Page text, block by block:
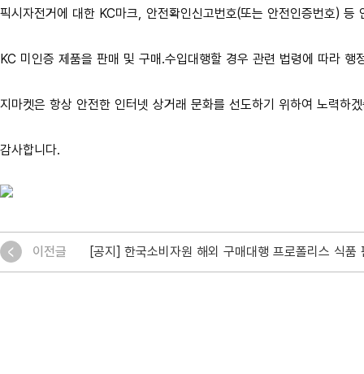
픽시자전거에 대한 KC마크, 안전확인신고번호(또는 안전인증번호)
KC 미인증 제품을 판매 및 구매.수입대행할 경우 관련 법령에 따라
지마켓은 항상 안전한 인터넷 상거래 문화를 선도하기 위하여 노력하
감사합니다.
이전글 [공지] 한국소비자원 해외 구매대행 프로폴리스 식품